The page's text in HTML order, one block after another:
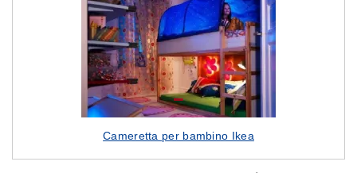
Cameretta per bambino Ikea